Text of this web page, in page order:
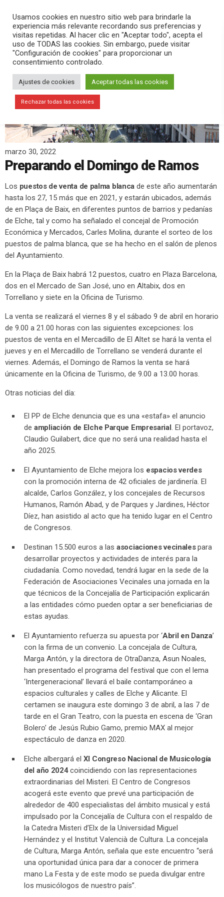
search menu pause PLAY
marzo 30, 2022
Preparando el Domingo de Ramos
Los puestos de venta de palma blanca de este año aumentarán
hasta los 27, 15 más que en 2021, y estarán ubicados, además
de en Plaça de Baix, en diferentes puntos de barrios y pedanías
de Elche, tal y como ha señalado el concejal de Promoción
Económica y Mercados, Carles Molina, durante el sorteo de los
puestos de palma blanca, que se ha hecho en el salón de plenos
del Ayuntamiento.
En la Plaça de Baix habrá 12 puestos, cuatro en Plaza Barcelona,
dos en el Mercado de San José, uno en Altabix, dos en
Torrellano y siete en la Oficina de Turismo.
La venta se realizará el viernes 8 y el sábado 9 de abril en horario
de 9.00 a 21.00 horas con las siguientes excepciones: los
puestos de venta en el Mercadillo de El Altet se hará la venta el
jueves y en el Mercadillo de Torrellano se venderá durante el
viernes. Además, el Domingo de Ramos la venta se hará
únicamente en la Oficina de Turismo, de 9.00 a 13.00 horas.
Otras noticias del día:
El PP de Elche denuncia que es una «estafa» el anuncio
de ampliación de Elche Parque Empresarial. El portavoz,
Claudio Guilabert, dice que no será una realidad hasta el
año 2025.
El Ayuntamiento de Elche mejora los espacios verdes
con la promoción interna de 42 oficiales de jardinería. El
alcalde, Carlos González, y los concejales de Recursos
Humanos, Ramón Abad, y de Parques y Jardines, Héctor
Díez, han asistido al acto que ha tenido lugar en el Centro
de Congresos.
Destinan 15.500 euros a las asociaciones vecinalespara
desarrollar proyectos y actividades de interés para la
ciudadanía. Como novedad, tendrá lugar en la sede de la
Federación de Asociaciones Vecinales una jornada en la
que técnicos de la Concejalía de Participación explicarán
a las entidades cómo pueden optar a ser beneficiarias de
estas ayudas.
El Ayuntamiento refuerza su apuesta por ‘Abril en Danza’
con la firma de un convenio. La concejala de Cultura,
Marga Antón, y la directora de OtraDanza, Asun Noales,
han presentado el programa del festival que con el lema
‘Intergeneracional’ llevará el baile contamporáneo a
espacios culturales y calles de Elche y Alicante. El
certamen se inaugura este domingo 3 de abril, a las 7 de
tarde en el Gran Teatro, con la puesta en escena de ‘Gran
Bolero’ de Jesús Rubio Gamo, premio MAX al mejor
espectáculo de danza en 2020.
Elche albergará el XI Congreso Nacional de Musicología
del año 2024coincidiendo con las representaciones
extraordinarias del Misteri. El Centro de Congresos
acogerá este evento que prevé una participación de
alrededor de 400 especialistas del ámbito musical y está
impulsado por la Concejalía de Cultura con el respaldo de
la Catedra Misteri d’Elx de la Universidad Miguel
Hernández y el Institut Valencià de Cultura. La concejala
de Cultura, Marga Antón, señala que este encuentro “será
una oportunidad única para dar a conocer de primera
mano La Festa y de este modo se pueda divulgar entre
los musicólogos de nuestro país”.
Usamos cookies en nuestro sitio web para brindarle la
experiencia más relevante recordando sus preferencias y
visitas repetidas. Al hacer clic en "Aceptar todo", acepta el
uso de TODAS las cookies. Sin embargo, puede visitar
"Configuración de cookies" para proporcionar un
consentimiento controlado.
Ajustes de cookies Aceptar todas las cookies
Rechazar todas las cookies